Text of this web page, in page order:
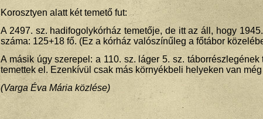
Korosztyen alatt két temető fut:
A 2497. sz. hadifogolykórház temetője, de itt az áll, hogy
száma: 125+18 fő. (Ez a kórház valószínűleg a főtábor
A másik úgy szerepel: a 110. sz. láger 5. sz.
temettek el. Ezenkívül csak más környékbeli helyeken van
(Varga Éva Mária közlése)